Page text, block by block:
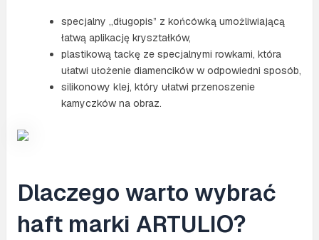
specjalny „długopis” z końcówką umożliwiającą
łatwą aplikację kryształków,
plastikową tackę ze specjalnymi rowkami, która
ułatwi ułożenie diamencików w odpowiedni sposób,
silikonowy klej, który ułatwi przenoszenie
kamyczków na obraz.
Dlaczego warto wybrać
haft marki ARTULIO?